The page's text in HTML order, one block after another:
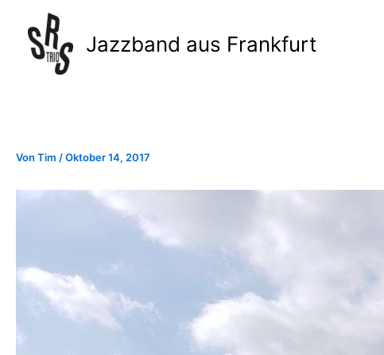
Inhalt
springen
Jazzband aus Frankfurt
Von Tim /Oktober 14, 2017